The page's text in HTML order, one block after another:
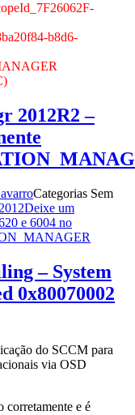
b8d6-
2012R2 –
Categorias Sem
Deixe um
e 6004 no
– System
0x80070002
do SCCM para
via OSD
corretamente e é